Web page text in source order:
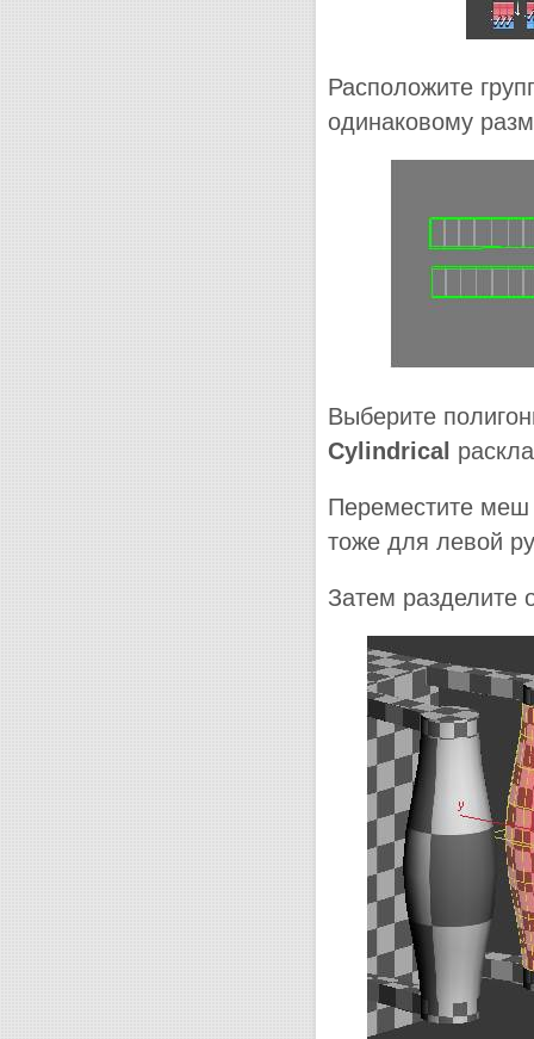
Расположите
одинаковому
Выберите
Cylindrical
Переместите меш
тоже для левой
Затем разделите